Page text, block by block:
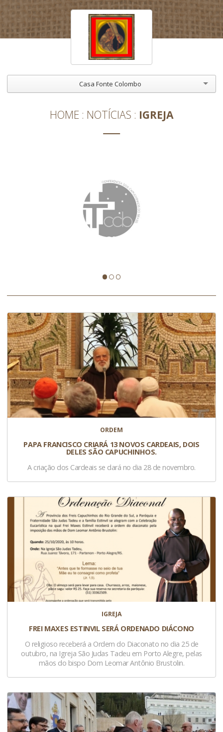
Casa Fonte Colombo
HOME NOTÍCIAS IGREJA
VIGÉSIMO SÉTIMO DOMINGO DO TEMPO
ORDEM
PAPA FRANCISCO CRIARÁ 13 NOVOS CARDEAIS, DOIS
DELES SÃO CAPUCHINHOS.
A criação dos Cardeais se dará no dia 28 de novembro.
IGREJA
FREI MAXES ESTINVIL SERÁ ORDENADO DIÁCONO
O religioso receberá a Ordem do Diaconato no dia 25 de
outubro, na Igreja São Judas Tadeu em Porto Alegre, pelas
mãos do bispo Dom Leomar Antônio Brustolin.